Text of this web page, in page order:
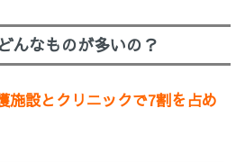
んなものが多いの？
施設とクリニックで7割を占め